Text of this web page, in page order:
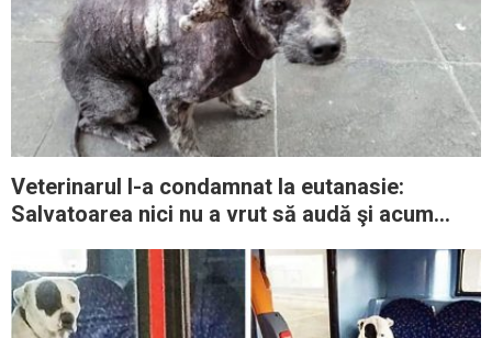
Veterinarul l-a condamnat la eutanasie:
Salvatoarea nici nu a vrut să audă şi acum